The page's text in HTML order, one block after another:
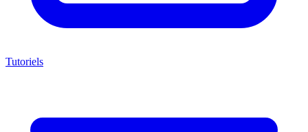
Tutoriels